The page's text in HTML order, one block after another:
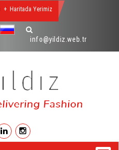
info@yildiz.web.tr
Haritada Yerimiz